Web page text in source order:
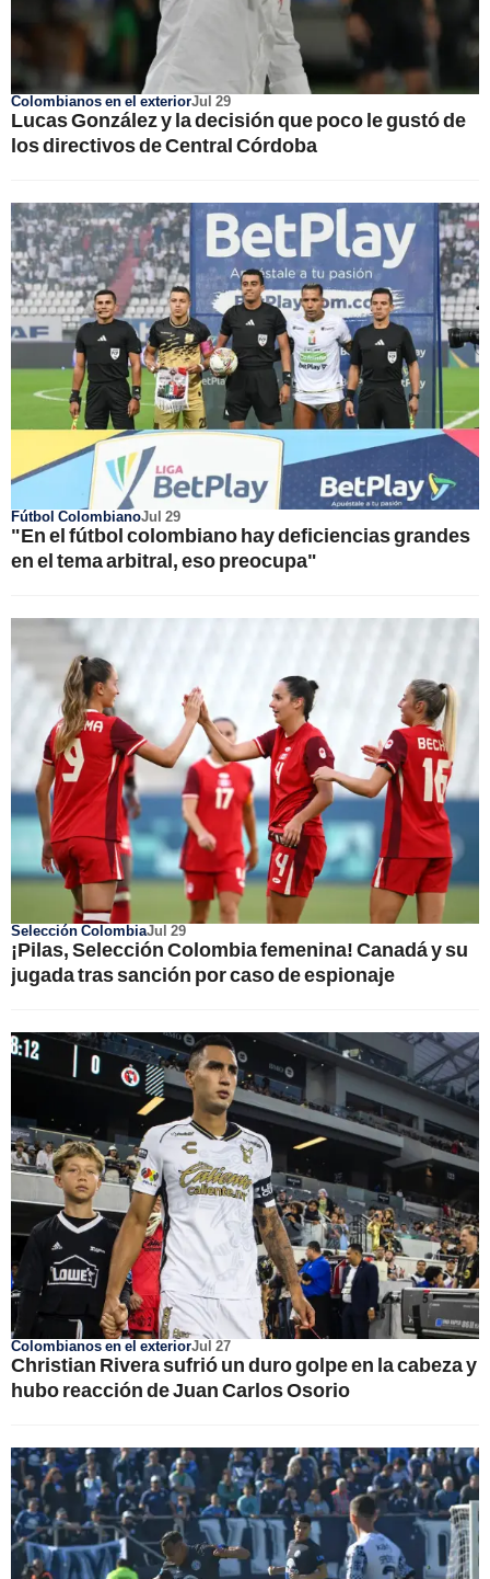
Colombianos en el exteriorJul 29
Lucas González y la decisión que poco le gustó de
los directivos de Central Córdoba
Fútbol ColombianoJul 29
"En el fútbol colombiano hay deficiencias grandes
en el tema arbitral, eso preocupa"
Selección ColombiaJul 29
¡Pilas, Selección Colombia femenina! Canadá y su
jugada tras sanción por caso de espionaje
Colombianos en el exteriorJul 27
Christian Rivera sufrió un duro golpe en la cabeza y
hubo reacción de Juan Carlos Osorio